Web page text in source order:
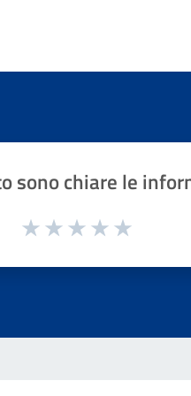
sono chiare le
1 a 5 stelle la pagina